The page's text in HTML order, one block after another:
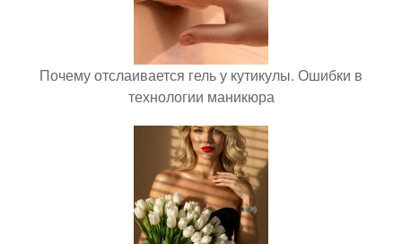
Почему отслаивается гель у кутикулы. Ошибки в
технологии маникюра